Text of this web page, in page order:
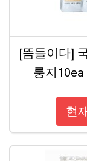
[뜸들이다]
룽지10ea
현